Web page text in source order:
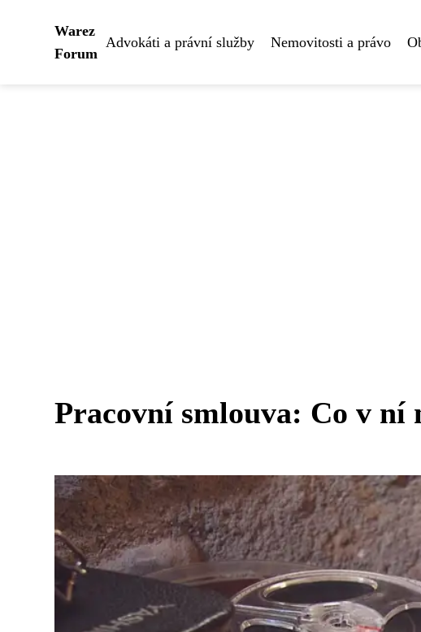
Warez
Forum
Advokáti a právní služby Nemovitosti a právo
Pracovní smlouva: Co v ní